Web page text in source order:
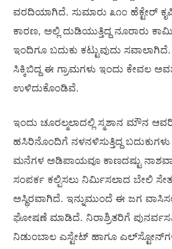
ವರದಿಯಾಗಿದೆ. ಸುಮಾರು ೩೧೦ ಹೆಕ್ಟೇರ್
ಕಾರಣ, ಅಲ್ಲಿ ದುಡಿಯುತ್ತಿದ್ದ ನೂರಾರು
ಇಂದಿಗೂ ಬದುಕು ಕಟ್ಟುವುದು
ಸಿಕ್ಕಿಬಿದ್ದ ಈ ಗ್ರಾಮಗಳು ಇಂದು ಕೇವಲ
ಉಳಿದುಕೊಂಡಿವೆ.
ಇಂದು ಚೂರಲ್ಮಲಾದಲ್ಲಿ ಸ್ಮಶಾನ ಮೌನ
ಹಸಿರಿನೊಂದಿಗೆ ನಳನಳಿಸುತ್ತಿದ್ದ
ಮನೆಗಳ ಅಡಿಪಾಯವೂ ಕಾಣದಷ್ಟು
ಸಂಪರ್ಕ ಕಲ್ಪಿಸಲು ನಿರ್ಮಿಸಲಾದ ಬೇಲಿ
ಅಸ್ಥಿರವಾಗಿದೆ. ಇನ್ನುಮುಂದೆ ಈ ಜಗ
ಘೋಷಣೆ ಮಾಡಿದೆ. ನಿರಾಶ್ರಿತರಿಗೆ ಪುನರ್ವಸತಿ
ನಿಡುಂಬಾಲ ಎಸ್ಟೇಟ್ ಹಾಗೂ